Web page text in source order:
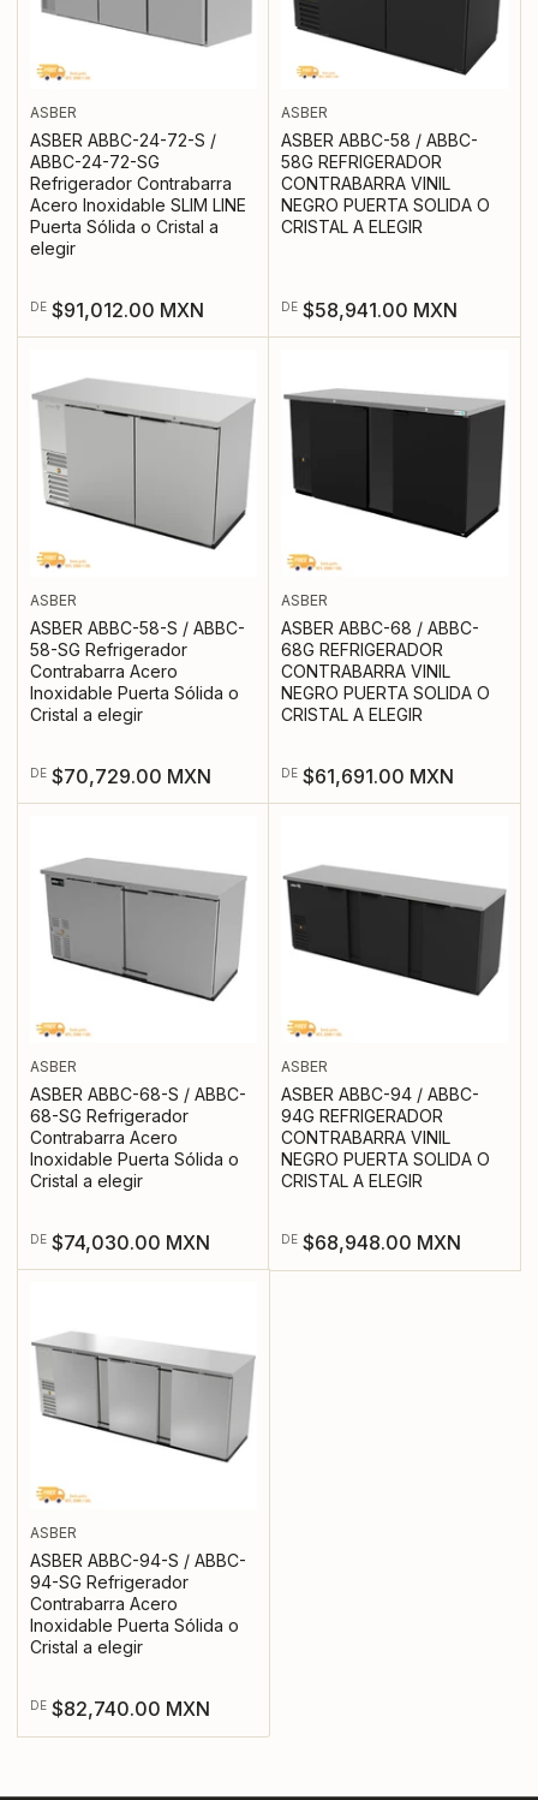
ASBER
ASBER ABBC-24-72-S /
ABBC-24-72-SG
Refrigerador Contrabarra
Acero Inoxidable SLIM LINE
Puerta Sólida o Cristal a
elegir
Precio
regular
DE $91,012.00 MXN
ASBER
ASBER ABBC-58 / ABBC-
58G REFRIGERADOR
CONTRABARRA VINIL
NEGRO PUERTA SOLIDA O
CRISTAL A ELEGIR
Precio
regular
DE $58,941.00 MXN
ASBER
ASBER ABBC-58-S / ABBC-
58-SG Refrigerador
Contrabarra Acero
Inoxidable Puerta Sólida o
Cristal a elegir
Precio
regular
DE $70,729.00 MXN
ASBER
ASBER ABBC-68 / ABBC-
68G REFRIGERADOR
CONTRABARRA VINIL
NEGRO PUERTA SOLIDA O
CRISTAL A ELEGIR
Precio
regular
DE $61,691.00 MXN
ASBER
ASBER ABBC-68-S / ABBC-
68-SG Refrigerador
Contrabarra Acero
Inoxidable Puerta Sólida o
Cristal a elegir
Precio
regular
DE $74,030.00 MXN
ASBER
ASBER ABBC-94 / ABBC-
94G REFRIGERADOR
CONTRABARRA VINIL
NEGRO PUERTA SOLIDA O
CRISTAL A ELEGIR
Precio
regular
DE $68,948.00 MXN
ASBER
ASBER ABBC-94-S / ABBC-
94-SG Refrigerador
Contrabarra Acero
Inoxidable Puerta Sólida o
Cristal a elegir
Precio
regular
DE $82,740.00 MXN